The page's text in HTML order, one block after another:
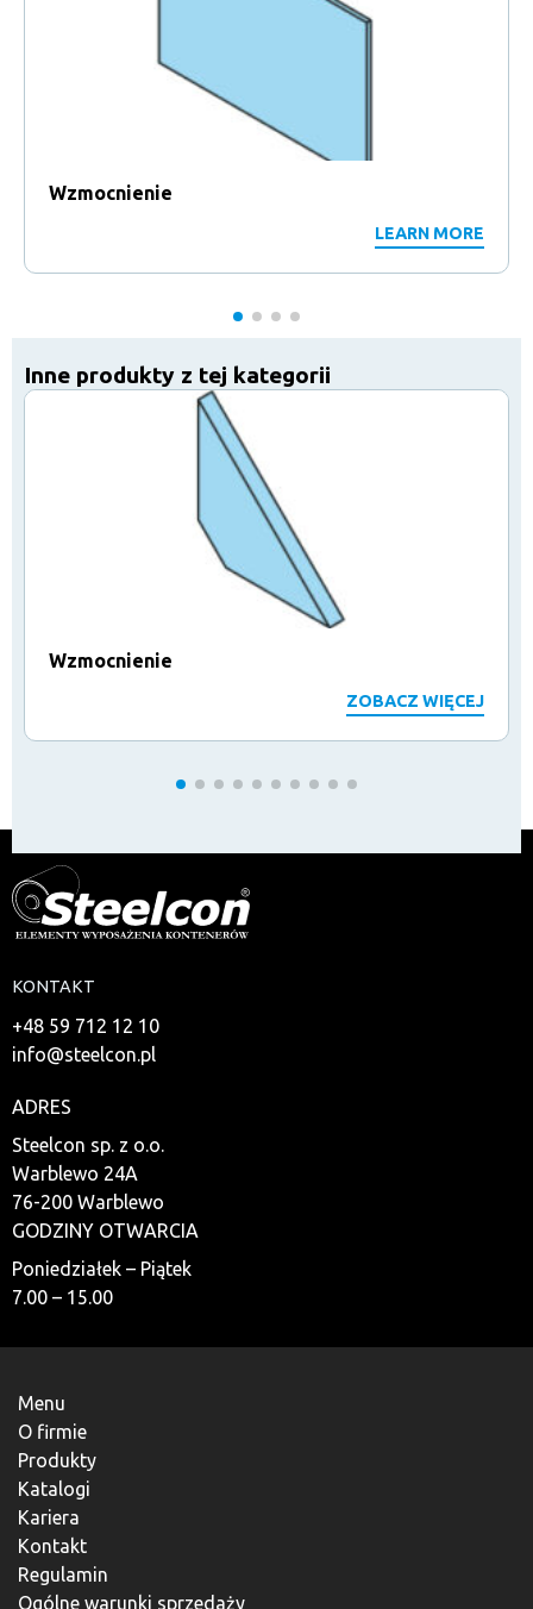
Wzmocnienie
LEARN MORE
Inne produkty z tej kategorii
Wzmocnienie
ZOBACZ WIĘCEJ
KONTAKT
+48 59 712 12 10
info@steelcon.pl
ADRES
Steelcon sp. z o.o.
Warblewo 24A
76-200 Warblewo
GODZINY OTWARCIA
Poniedziałek – Piątek
7.00 – 15.00
Menu
O firmie
Produkty
Katalogi
Kariera
Kontakt
Regulamin
Ogólne warunki sprzedaży